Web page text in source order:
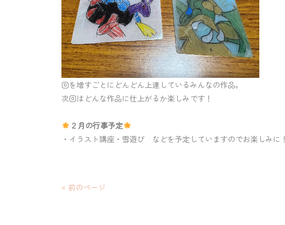
回を増すごとにどんどん上達しているみんなの作品。
次回はどんな作品に仕上がるか楽しみです！
２月の行事予定
・イラスト講座・雪遊び などを予定していますのでお楽しみに！
« 前のページ